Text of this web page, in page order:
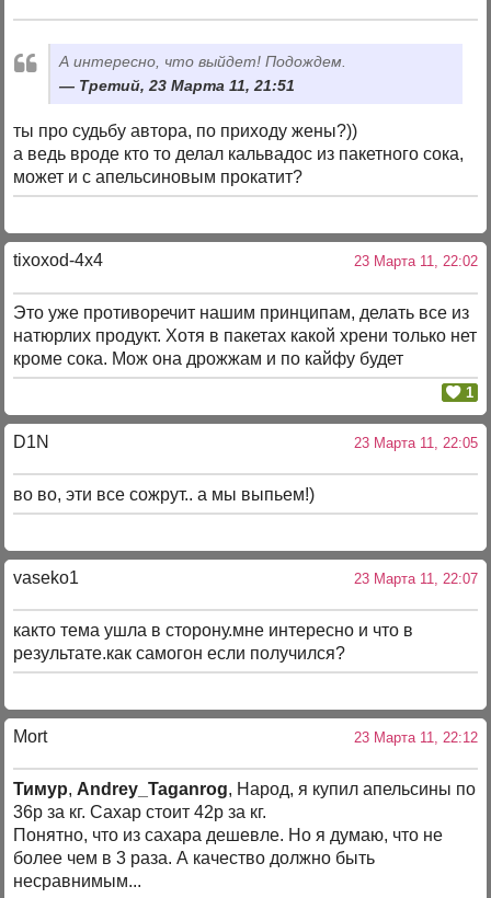
А интересно, что выйдет! Подождем.
Третий, 23 Марта 11, 21:51
ты про судьбу автора, по приходу жены?))
а ведь вроде кто то делал кальвадос из пакетного сока,
может и с апельсиновым прокатит?
tixoxod-4x4 23 Марта 11, 22:02
Это уже противоречит нашим принципам, делать все из
натюрлих продукт. Хотя в пакетах какой хрени только нет
кроме сока. Мож она дрожжам и по кайфу будет
1
D1N 23 Марта 11, 22:05
во во, эти все сожрут.. а мы выпьем!)
vaseko1 23 Марта 11, 22:07
както тема ушла в сторону.мне интересно и что в
результате.как самогон если получился?
Mort 23 Марта 11, 22:12
Тимур, Andrey_Taganrog, Народ, я купил апельсины по
36р за кг. Сахар стоит 42р за кг.
Понятно, что из сахара дешевле. Но я думаю, что не
более чем в 3 раза. А качество должно быть
несравнимым...